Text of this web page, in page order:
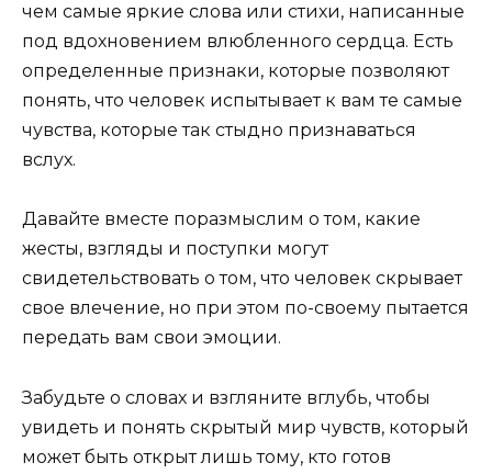
чем самые яркие слова или стихи, написанные
под вдохновением влюбленного сердца. Есть
определенные признаки, которые позволяют
понять, что человек испытывает к вам те самые
чувства, которые так стыдно признаваться
вслух.
Давайте вместе поразмыслим о том, какие
жесты, взгляды и поступки могут
свидетельствовать о том, что человек скрывает
свое влечение, но при этом по-своему пытается
передать вам свои эмоции.
Забудьте о словах и взгляните вглубь, чтобы
увидеть и понять скрытый мир чувств, который
может быть открыт лишь тому, кто готов